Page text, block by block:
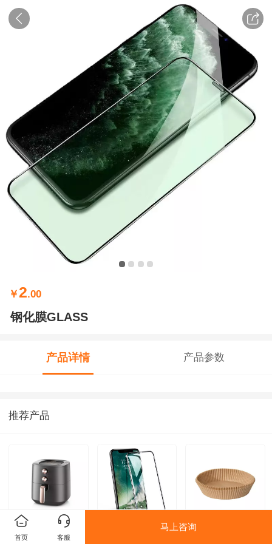
￥2.00
钢化膜GLASS
产品详情 产品参数
推荐产品
空气炸锅机AIR
首页 客服
马上咨询